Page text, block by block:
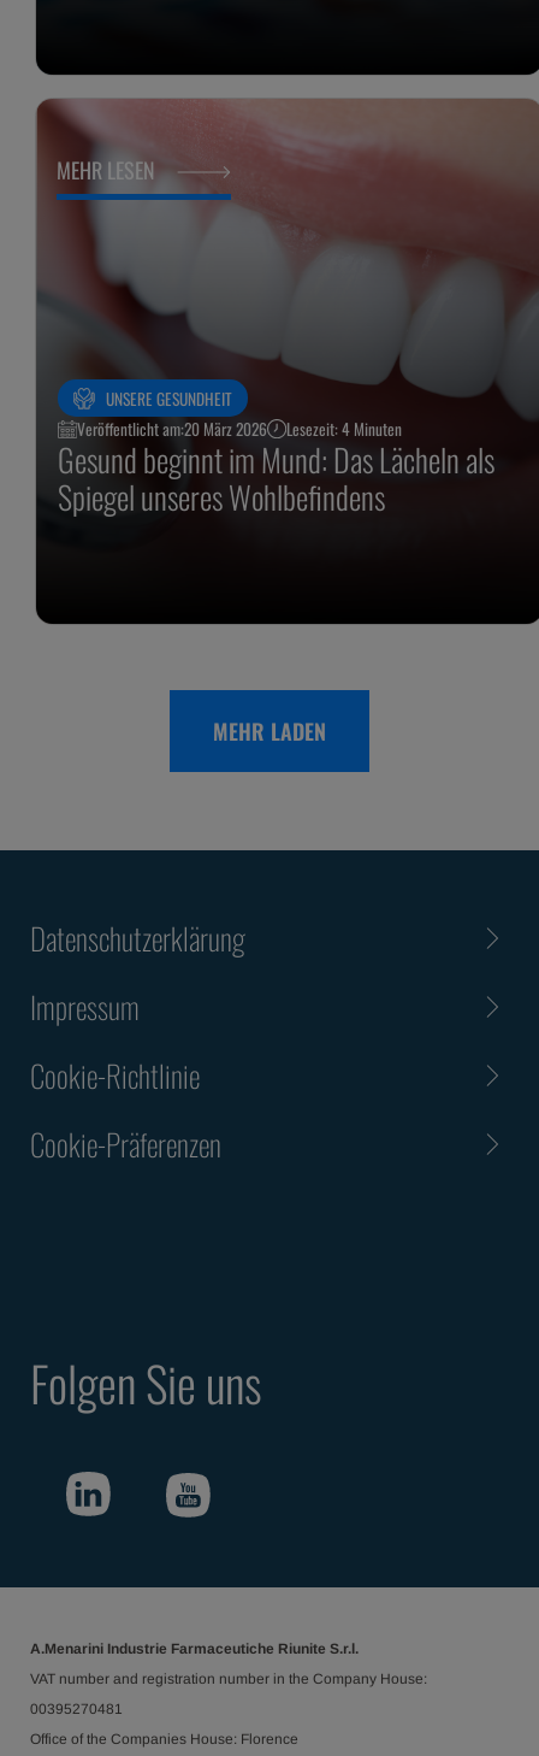
UNSERE GESUNDHEIT
Veröffentlicht am:20 März 2026 Lesezeit: 4 Minuten
Gesund beginnt im Mund: Das Lächeln als
Spiegel unseres Wohlbefindens
MEHR LESEN
MEHR LADEN
Datenschutzerklärung
Impressum
Cookie-Richtlinie
Cookie-Präferenzen
Folgen Sie uns
A.Menarini Industrie Farmaceutiche Riunite S.r.l.
VAT number and registration number in the Company House:
00395270481
Office of the Companies House: Florence